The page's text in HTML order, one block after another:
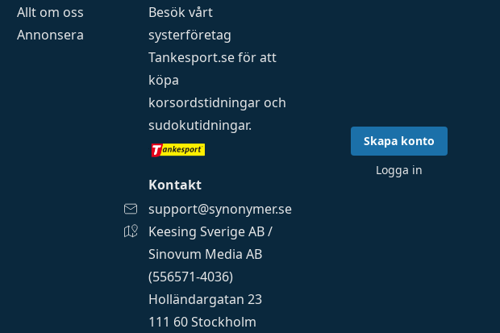
Allt om oss
Annonsera
Besök vårt
systerföretag
Tankesport.seför att
köpa
korsordstidningar och
sudokutidningar.
Kontakt
support@synonymer.se
Keesing Sverige AB /
Sinovum Media AB
(556571-4036)
Holländargatan 23
111 60 Stockholm
Skapa konto
Logga in